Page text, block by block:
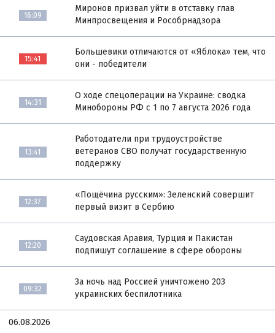
16:09
Миронов призвал уйти в отставку глав
Минпросвещения и Рособрнадзора
15:41
Большевики отличаются от «Яблока» тем, что
они - победители
14:31
О ходе спецоперации на Украине: сводка
Минобороны РФ с 1 по 7 августа 2026 года
13:41
Работодатели при трудоустройстве
ветеранов СВО получат государственную
поддержку
12:37
«Пощёчина русским»: Зеленский совершит
первый визит в Сербию
12:20
Саудовская Аравия, Турция и Пакистан
подпишут соглашение в сфере обороны
09:32
За ночь над Россией уничтожено 203
украинских беспилотника
06.08.2026